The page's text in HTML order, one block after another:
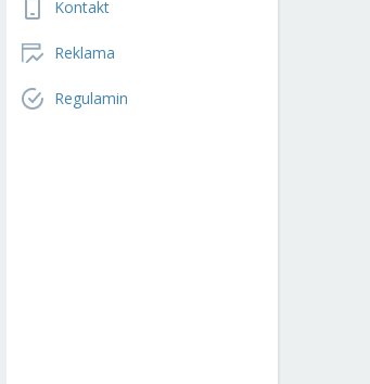
Kontakt
Reklama
Regulamin